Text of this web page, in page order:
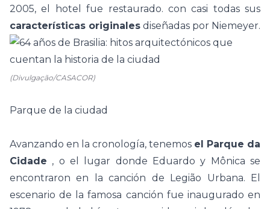
2005, el hotel fue restaurado. con casi todas sus
características originales diseñadas por Niemeyer.
(Divulgação/CASACOR)
Parque de la ciudad
Avanzando en la cronología, tenemos el Parque da
Cidade , o el lugar donde Eduardo y Mônica se
encontraron en la canción de Legião Urbana. El
escenario de la famosa canción fue inaugurado en